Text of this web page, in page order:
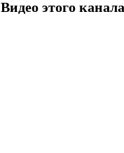
Видео этого канала